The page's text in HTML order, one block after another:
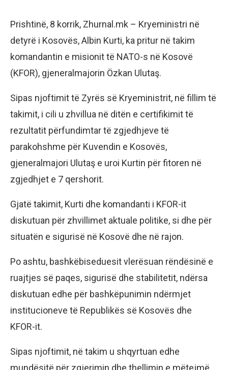
Prishtinë, 8 korrik, Zhurnal.mk – Kryeministri në
detyrë i Kosovës, Albin Kurti, ka pritur në takim
komandantin e misionit të NATO-s në Kosovë
(KFOR), gjeneralmajorin Özkan Ulutaş.
Sipas njoftimit të Zyrës së Kryeministrit, në fillim të
takimit, i cili u zhvillua në ditën e certifikimit të
rezultatit përfundimtar të zgjedhjeve të
parakohshme për Kuvendin e Kosovës,
gjeneralmajori Ulutaş e uroi Kurtin për fitoren në
zgjedhjet e 7 qershorit.
Gjatë takimit, Kurti dhe komandanti i KFOR-it
diskutuan për zhvillimet aktuale politike, si dhe për
situatën e sigurisë në Kosovë dhe në rajon.
Po ashtu, bashkëbiseduesit vlerësuan rëndësinë e
ruajtjes së paqes, sigurisë dhe stabilitetit, ndërsa
diskutuan edhe për bashkëpunimin ndërmjet
institucioneve të Republikës së Kosovës dhe
KFOR-it.
Sipas njoftimit, në takim u shqyrtuan edhe
mundësitë për zgjerimin dhe thellimin e mëtejmë